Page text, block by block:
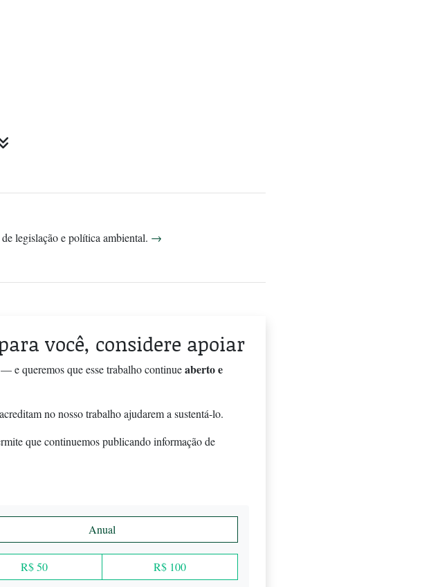
legislação e política ambiental. →
você, considere apoiar
e queremos que esse trabalho continueaberto e
no nosso trabalho ajudarem a sustentá-lo.
que continuemos publicando informação de
Anual
R$ 50 R$ 100